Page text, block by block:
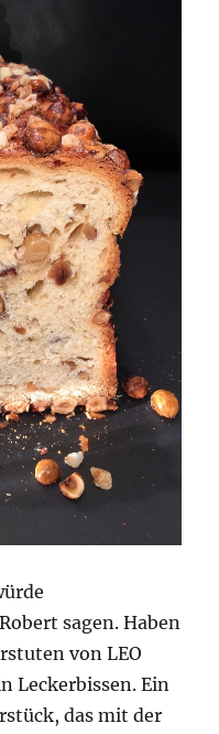
sagen. Haben
von LEO
Leckerbissen. Ein
das mit der